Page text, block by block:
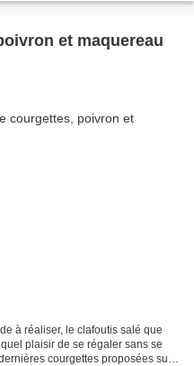
et maquereau
à réaliser, le clafoutis salé que
plaisir de se régaler sans se
courgettes proposées sur